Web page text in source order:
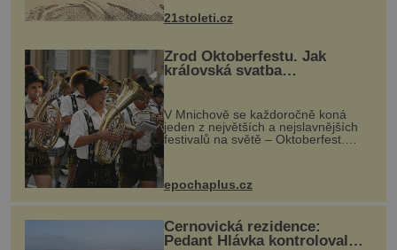
nohou, a způsobuje bole...
21stoleti.cz
Zrod Oktoberfestu. Jak
královská svatba
odstartovala největší pivní
festival světa
V Mnichově se každoročně koná
jeden z největších a nejslavnějších
festivalů na světě – Oktoberfest.
návštěvníků, kteří si vychutnávají
kultur...
epochaplus.cz
Černovická rezidence:
Pedant Hlávka kontroloval